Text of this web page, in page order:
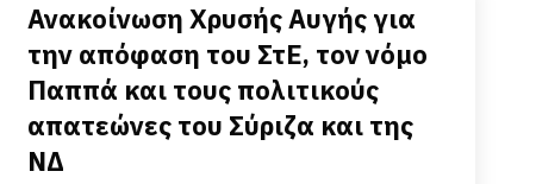
Ανακοίνωση Χρυσής Αυγής για
την απόφαση του ΣτΕ, τον νόμο
Παππά και τους πολιτικούς
απατεώνες του Σύριζα και της
ΝΔ